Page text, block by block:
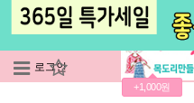
로그인 회원가입
+1,000원